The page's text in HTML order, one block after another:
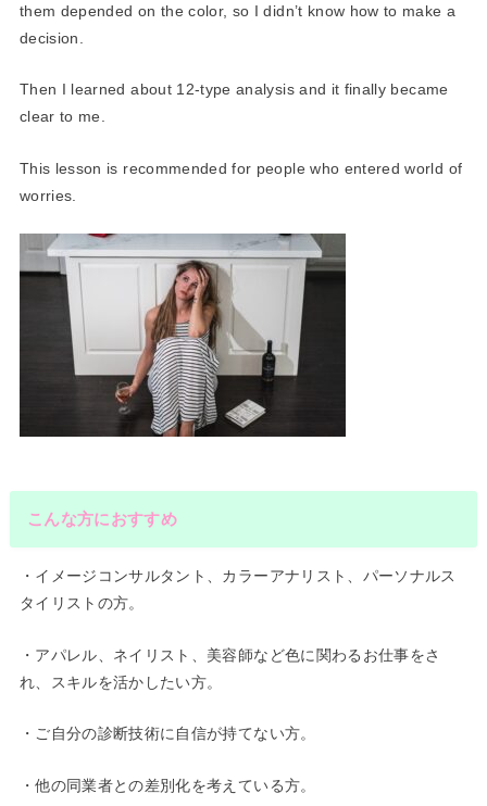
them depended on the color, so I didn’t know how to make a
decision.
Then I learned about 12-type analysis and it finally became
clear to me.
This lesson is recommended for people who entered world of
worries.
こんな方におすすめ
・イメージコンサルタント、カラーアナリスト、パーソナルス
タイリストの方。
・アパレル、ネイリスト、美容師など色に関わるお仕事をさ
れ、スキルを活かしたい方。
・ご自分の診断技術に自信が持てない方。
・他の同業者との差別化を考えている方。